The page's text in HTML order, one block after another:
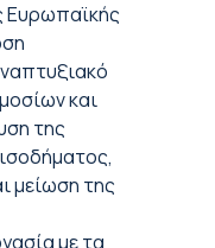
Ευρωπαϊκής
και
της
μείωση της
με τα